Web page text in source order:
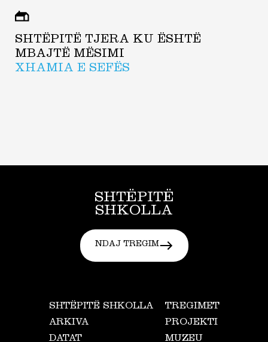
SHTËPITË TJERA KU ËSHTË
MBAJTË MËSIMI
XHAMIA E SEFËS
SHTËPITË
SHKOLLA
NDAJ TREGIM
SHTËPITË SHKOLLA
TREGIMET
ARKIVA
PROJEKTI
DATAT
MUZEU